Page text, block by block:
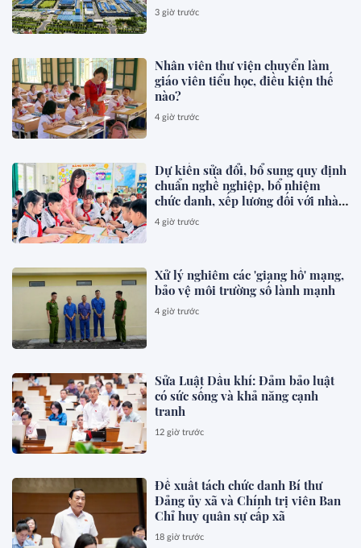
3 giờ trước
Nhân viên thư viện chuyển làm
giáo viên tiểu học, điều kiện thế
nào?
4 giờ trước
Dự kiến sửa đổi, bổ sung quy định
chuẩn nghề nghiệp, bổ nhiệm
chức danh, xếp lương đối với nhà
giáo
4 giờ trước
Xử lý nghiêm các 'giang hồ' mạng,
bảo vệ môi trường số lành mạnh
4 giờ trước
Sửa Luật Dầu khí: Đảm bảo luật
có sức sống và khả năng cạnh
tranh
12 giờ trước
Đề xuất tách chức danh Bí thư
Đảng ủy xã và Chính trị viên Ban
Chỉ huy quân sự cấp xã
18 giờ trước